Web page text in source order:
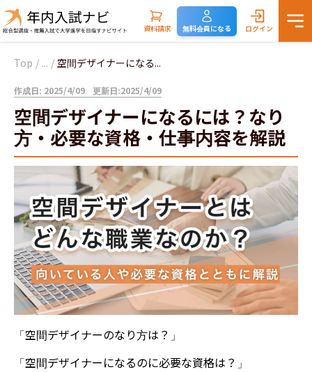
資料請求 無料会員になる ログイン
Top / ... / 空間デザイナーになる...
作成日: 2025/4/09 更新日:2025/4/09
空間デザイナーになるには？なり
方・必要な資格・仕事内容を解説
「空間デザイナーのなり方は？」
「空間デザイナーになるのに必要な資格は？」